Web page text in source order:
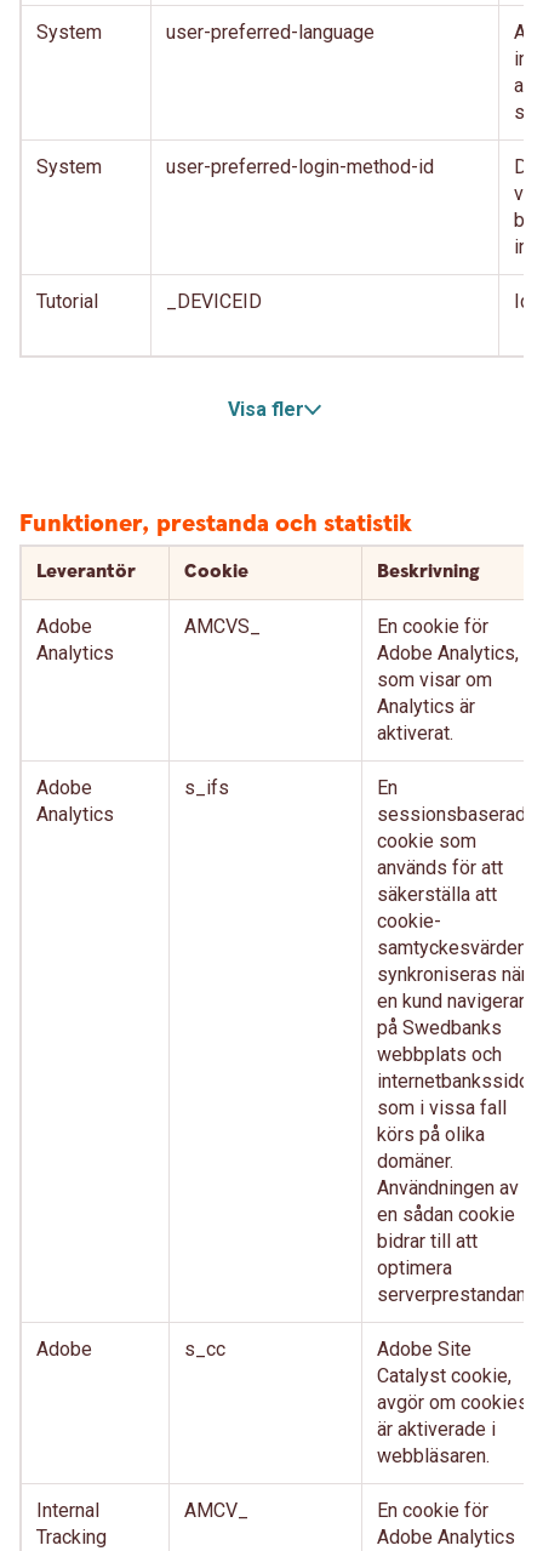
System user-preferred-language
System user-preferred-login-method-id
Tutorial _DEVICEID
Visa fler
Funktioner, prestanda och statistik
Leverantör Cookie Beskrivning
Adobe
Analytics
AMCVS_
En cookie för
Adobe Analytics,
som visar om
Analytics är
aktiverat.
Adobe
Analytics
s_ifs
En
sessionsbaserad-
cookie som
används för att
säkerställa att
cookie-
samtyckesvärden
synkroniseras när
en kund navigerar
på Swedbanks
webbplats och
internetbankssidor,
som i vissa fall
körs på olika
domäner.
Användningen av
en sådan cookie
bidrar till att
optimera
serverprestandan.
Adobe s_cc
Adobe Site
Catalyst cookie,
avgör om cookies
är aktiverade i
webbläsaren.
Internal
Tracking
AMCV_
En cookie för
Adobe Analytics